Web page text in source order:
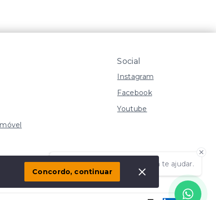
Olá! Estamos disponíveis para te ajudar.
Social
Instagram
Facebook
Youtube
Concordo, continuar